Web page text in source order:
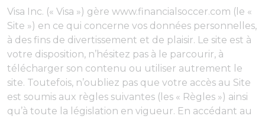
Visa Inc. (« Visa ») gère www.financialsoccer.com (le «
Site ») en ce qui concerne vos données personnelles,
à des fins de divertissement et de plaisir. Le site est à
votre disposition, n’hésitez pas à le parcourir, à
télécharger son contenu ou utiliser autrement le
site. Toutefois, n’oubliez pas que votre accès au Site
est soumis aux règles suivantes (les « Règles ») ainsi
qu’à toute la législation en vigueur. En accédant au